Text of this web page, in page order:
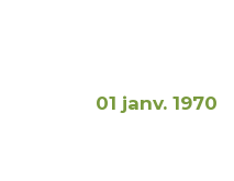
01 janv. 1970